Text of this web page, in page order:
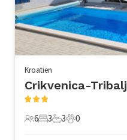
Kroatien
Crikvenica-Tribalj
6 Gäste
6
3 Schlafzimmer
3
3 Badezimmer
3
0 Haustiere
0